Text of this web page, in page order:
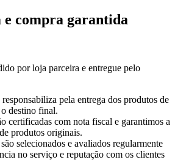
e compra garantida
por loja parceira e entregue pelo
pela entrega dos produtos de
destino final.
certificadas com nota fiscal e garantimos a
produtos originais.
selecionados e avaliados regularmente
no serviço e reputação com os clientes